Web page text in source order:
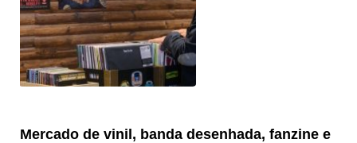
Mercado de vinil, banda desenhada, fanzine e